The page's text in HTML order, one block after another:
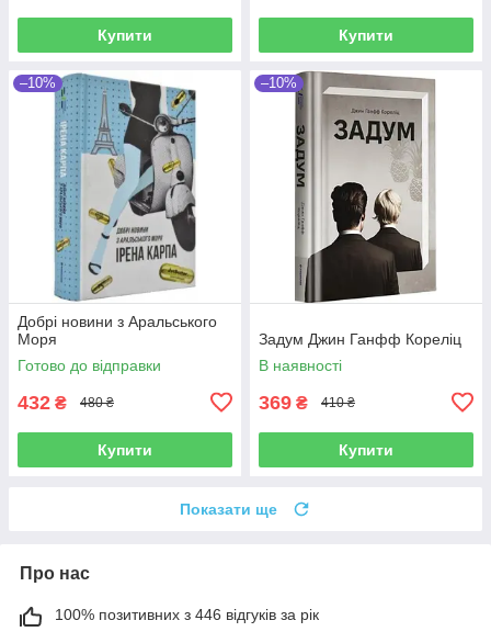
Купити Купити
–10%
Добрі новини з Аральського
Моря
Готово до відправки
432 ₴ 480 ₴
Купити
–10%
Задум Джин Ганфф Кореліц
В наявності
369 ₴ 410 ₴
Купити
Показати ще
Про нас
100% позитивних з 446 відгуків за рік